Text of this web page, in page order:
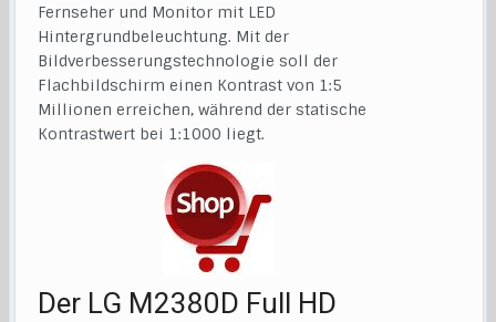
Fernseher und Monitor mit LED
Hintergrundbeleuchtung. Mit der
Bildverbesserungstechnologie soll der
Flachbildschirm einen Kontrast von 1:5
Millionen erreichen, während der statische
Kontrastwert bei 1:1000 liegt.
Der LG M2380D Full HD